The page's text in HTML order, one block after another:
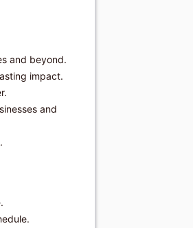
and beyond.
impact.
and